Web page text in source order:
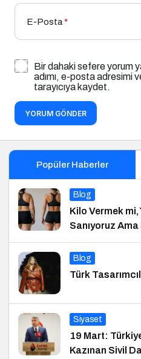
E-Posta*
Bir dahaki sefere yorum
adımı, e-posta adresimi
tarayıcıya kaydet.
YORUM GÖNDER
Popüler Haberler
Blog
Kilo Vermek mi,
Sanıyoruz Ama
Blog
Türk
Siyaset
19 Mart:
Kazınan Sivil